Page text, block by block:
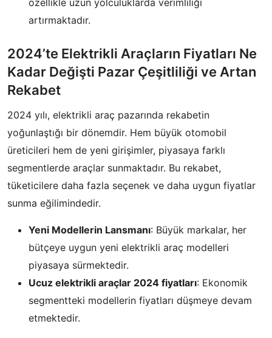
özellikle uzun yolculuklarda verimliliği
artırmaktadır.
2024’te Elektrikli Araçların Fiyatları Ne
Kadar Değişti Pazar Çeşitliliği ve Artan
Rekabet
2024 yılı, elektrikli araç pazarında rekabetin
yoğunlaştığı bir dönemdir. Hem büyük otomobil
üreticileri hem de yeni girişimler, piyasaya farklı
segmentlerde araçlar sunmaktadır. Bu rekabet,
tüketicilere daha fazla seçenek ve daha uygun fiyatlar
sunma eğilimindedir.
Yeni Modellerin Lansmanı: Büyük markalar, her
bütçeye uygun yeni elektrikli araç modelleri
piyasaya sürmektedir.
Ucuz elektrikli araçlar 2024 fiyatları: Ekonomik
segmentteki modellerin fiyatları düşmeye devam
etmektedir.